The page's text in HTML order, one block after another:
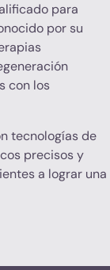
para
por su
con los
tecnologías de
precisos y
a lograr una